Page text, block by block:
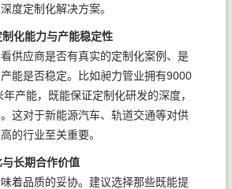
度定制化解决方案。
化能力与产能稳定性
供应商是否有真实的定制化案例、是
能是否稳定。比如昶力管业拥有9000
产能，既能保证定制化研发的深度，
这对于新能源汽车、轨道交通等对供
的行业至关重要。
长期合作价值
着品质的妥协。建议选择那些既能提